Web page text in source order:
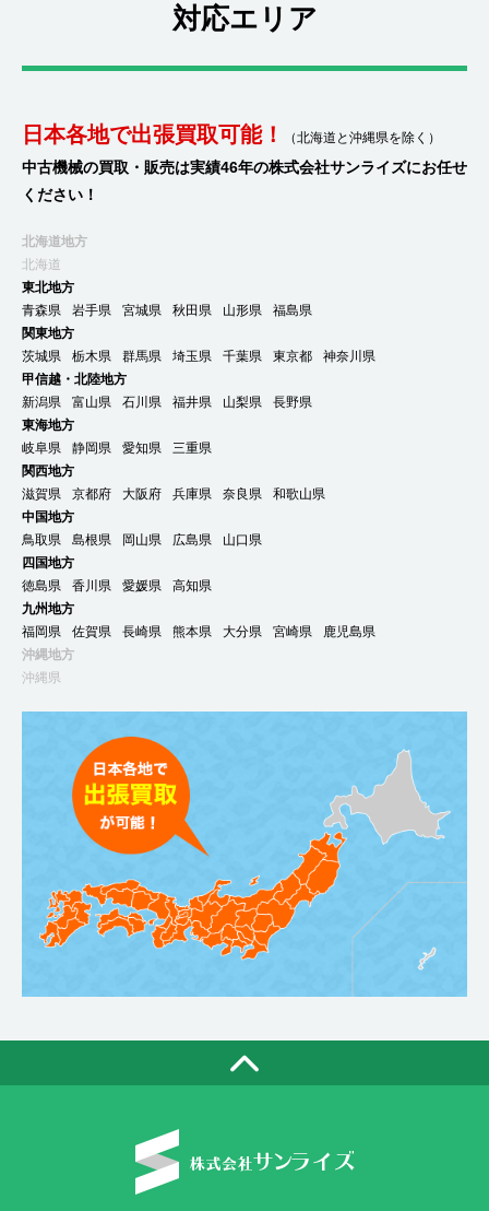
対応エリア
日本各地で出張買取可能！ （北海道と沖縄県を除く）
中古機械の買取・販売は実績46年の株式会社サンライズにお任せ
ください！
北海道地方
北海道
東北地方
青森県
岩手県 宮城県 秋田県 山形県
福島県
関東地方
茨城県
栃木県 群馬県 埼玉県 千葉県 東京都
神奈川県
甲信越・北陸地方
新潟県
富山県 石川県 福井県 山梨県
長野県
東海地方
岐阜県
静岡県 愛知県
三重県
関西地方
滋賀県
京都府 大阪府 兵庫県 奈良県
和歌山県
中国地方
鳥取県
島根県 岡山県 広島県
山口県
四国地方
徳島県
香川県 愛媛県
高知県
九州地方
福岡県
佐賀県 長崎県 熊本県 大分県 宮崎県
鹿児島県
沖縄地方
沖縄県